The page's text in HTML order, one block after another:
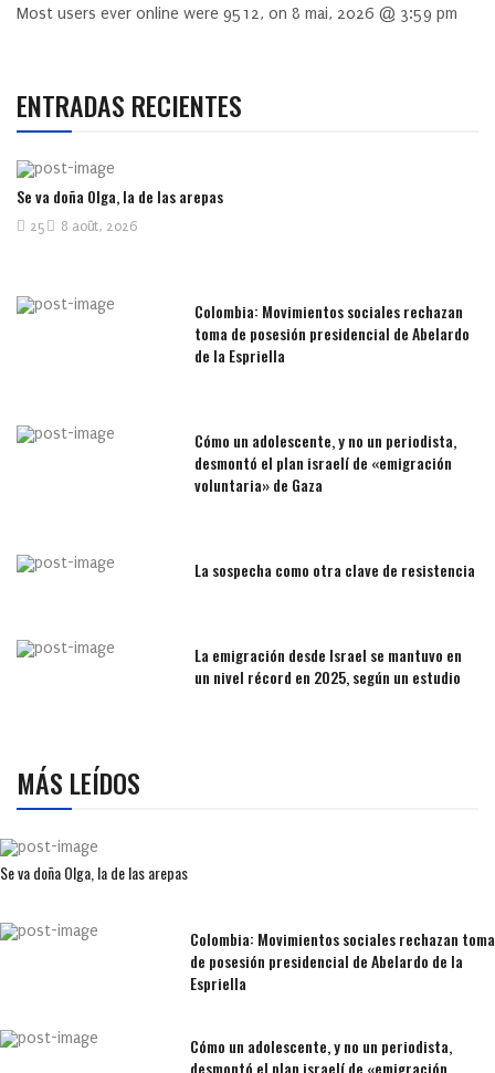
Most users ever online were 9512, on 8 mai, 2026 @ 3:59 pm
ENTRADAS RECIENTES
Se va doña Olga, la de las arepas
8 août, 2026
25
Colombia: Movimientos sociales rechazan
toma de posesión presidencial de Abelardo
de la Espriella
Cómo un adolescente, y no un periodista,
desmontó el plan israelí de «emigración
voluntaria» de Gaza
La sospecha como otra clave de resistencia
La emigración desde Israel se mantuvo en
un nivel récord en 2025, según un estudio
MÁS LEÍDOS
Se va doña Olga, la de las arepas
Colombia: Movimientos sociales rechazan toma
de posesión presidencial de Abelardo de la
Espriella
Cómo un adolescente, y no un periodista,
desmontó el plan israelí de «emigración